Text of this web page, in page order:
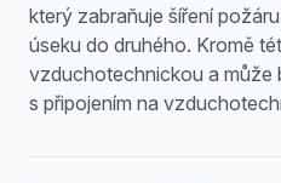
který zabraňuje šíření
úseku do druhého. Kromě
vzduchotechnickou a
s připojením na